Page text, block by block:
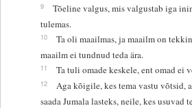
9
Tõeline valgus, mis valgustab iga
tulemas.
10
Ta oli maailmas, ja maailm on
maailm ei tundnud teda ära.
11 Ta tuli omade keskele, ent omad ei
12
Aga kõigile, kes tema vastu võtsid,
saada Jumala lasteks, neile, kes usuvad